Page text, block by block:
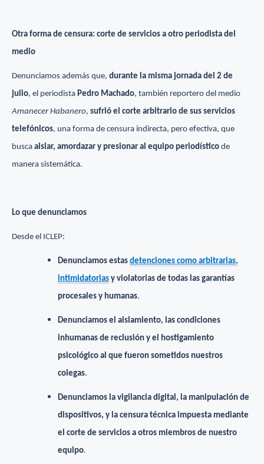
Otra forma de censura: corte de servicios a otro periodista del
medio
Denunciamos además que, durante la misma jornada del 2 de
julio, el periodista Pedro Machado, también reportero del medio
Amanecer Habanero, sufrió el corte arbitrario de sus servicios
telefónicos, una forma de censura indirecta, pero efectiva, que
busca aislar, amordazar y presionar al equipo periodístico de
manera sistemática.
Lo que denunciamos
Desde el ICLEP:
Denunciamos estasdetenciones como arbitrarias,
intimidatorias y violatorias de todas las garantías
procesales y humanas.
Denunciamos el aislamiento, las condiciones
inhumanas de reclusión y el hostigamiento
psicológico al que fueron sometidos nuestros
colegas.
Denunciamos la vigilancia digital, la manipulación de
dispositivos, y la censura técnica impuesta mediante
el corte de servicios a otros miembros de nuestro
equipo.